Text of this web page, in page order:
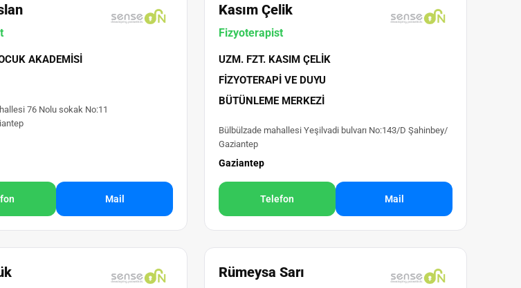
AKADEMISI
76 Nolu sokak No:11
Mail
Kasım Çelik
Fizyoterapist
UZM. FZT. KASIM ÇELIK
FIZYOTERAPI VE DUYU
BÜTÜNLEME MERKEZI
Bülbülzade mahallesi Yeşilvadi bulvarı No:143/D Şahinbey/
Gaziantep
Gaziantep
Telefon Mail
Rümeysa Sarı